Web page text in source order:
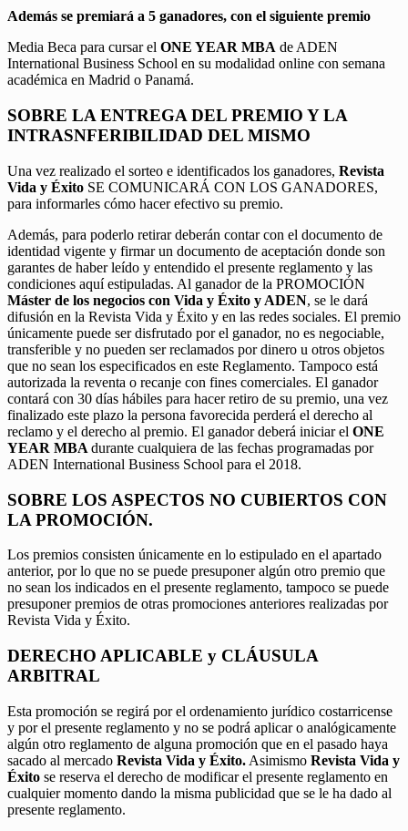
Además se premiará a 5 ganadores, con el siguiente premio
Media Beca para cursar el ONE YEAR MBA de ADEN
International Business School en su modalidad online con semana
académica en Madrid o Panamá.
SOBRE LA ENTREGA DEL PREMIO Y LA
INTRASNFERIBILIDAD DEL MISMO
Una vez realizado el sorteo e identificados los ganadores, Revista
Vida y Éxito SE COMUNICARÁ CON LOS GANADORES,
para informarles cómo hacer efectivo su premio.
Además, para poderlo retirar deberán contar con el documento de
identidad vigente y firmar un documento de aceptación donde son
garantes de haber leído y entendido el presente reglamento y las
condiciones aquí estipuladas. Al ganador de la PROMOCIÓN
Máster de los negocios con Vida y Éxito y ADEN, se le dará
difusión en la Revista Vida y Éxito y en las redes sociales. El premio
únicamente puede ser disfrutado por el ganador, no es negociable,
transferible y no pueden ser reclamados por dinero u otros objetos
que no sean los especificados en este Reglamento. Tampoco está
autorizada la reventa o recanje con fines comerciales. El ganador
contará con 30 días hábiles para hacer retiro de su premio, una vez
finalizado este plazo la persona favorecida perderá el derecho al
reclamo y el derecho al premio. El ganador deberá iniciar el ONE
YEAR MBA durante cualquiera de las fechas programadas por
ADEN International Business School para el 2018.
SOBRE LOS ASPECTOS NO CUBIERTOS CON
LA PROMOCIÓN.
Los premios consisten únicamente en lo estipulado en el apartado
anterior, por lo que no se puede presuponer algún otro premio que
no sean los indicados en el presente reglamento, tampoco se puede
presuponer premios de otras promociones anteriores realizadas por
Revista Vida y Éxito.
DERECHO APLICABLE y CLÁUSULA
ARBITRAL
Esta promoción se regirá por el ordenamiento jurídico costarricense
y por el presente reglamento y no se podrá aplicar o analógicamente
algún otro reglamento de alguna promoción que en el pasado haya
sacado al mercado Revista Vida y Éxito. Asimismo Revista Vida y
Éxito se reserva el derecho de modificar el presente reglamento en
cualquier momento dando la misma publicidad que se le ha dado al
presente reglamento.